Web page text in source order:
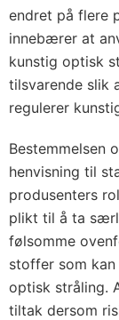
endret på flere
innebærer at
kunstig optisk
tilsvarende slik
regulerer
Bestemmelsen
henvisning til
produsenters
plikt til å ta
følsomme
stoffer som
optisk stråling.
tiltak dersom